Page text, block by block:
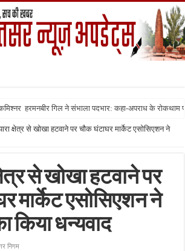
हरमनबीर गिल ने संभाला पदभार: कहा-अपराध के रोकथाम
क्षेत्र से खोखा हटवाने पर चौक घंटाघर मार्केट एसोसिएशन ने
से खोखा हटवाने पर
मार्केट एसोसिएशन ने
किया धन्यवाद
निगम